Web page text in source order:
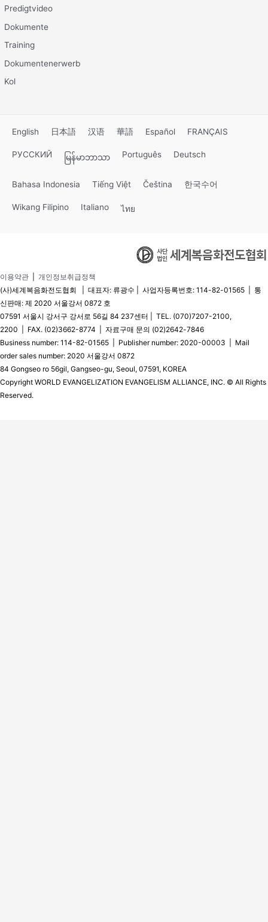
Predigtvideo
Dokumente
Training
Dokumentenerwerb
Kol
English 日本語 汉语 華語 Español FRANÇAIS
РУССКИЙ မြန်မာဘာသာ Português Deutsch
Bahasa Indonesia Tiếng Việt Čeština 한국수어
Wikang Filipino Italiano ไทย
이용약관
개인정보취급정책
(사)세계복음화전도협회 | 대표자: 류광수 | 사업자등록번호: 114-82-01565 | 통
신판매: 제 2020 서울강서 0872 호
07591 서울시 강서구 강서로 56길 84 237센터 | TEL. (070)7207-2100,
2200 | FAX. (02)3662-8774 | 자료구매 문의 (02)2642-7846
Business number: 114-82-01565 | Publisher number: 2020-00003 | Mail
order sales number: 2020 서울강서 0872
84 Gongseo ro 56gil, Gangseo-gu, Seoul, 07591, KOREA
Copyright WORLD EVANGELIZATION EVANGELISM ALLIANCE, INC. © All Rights
Reserved.